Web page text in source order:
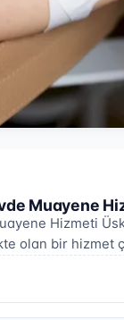
Muayene
Hizmeti
olan bir hizmet